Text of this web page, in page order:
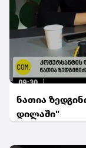
ნათია
დილაში"